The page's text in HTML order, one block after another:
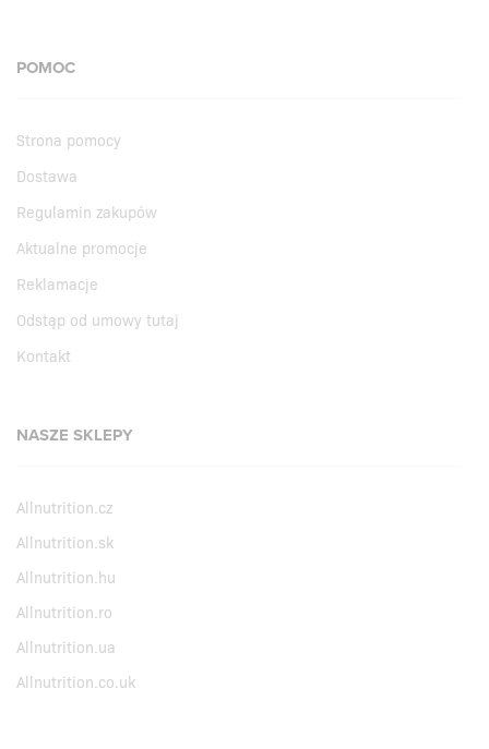
POMOC
Strona pomocy
Dostawa
Regulamin zakupów
Aktualne promocje
Reklamacje
Odstąp od umowy tutaj
Kontakt
NASZE SKLEPY
Allnutrition.cz
Allnutrition.sk
Allnutrition.hu
Allnutrition.ro
Allnutrition.ua
Allnutrition.co.uk